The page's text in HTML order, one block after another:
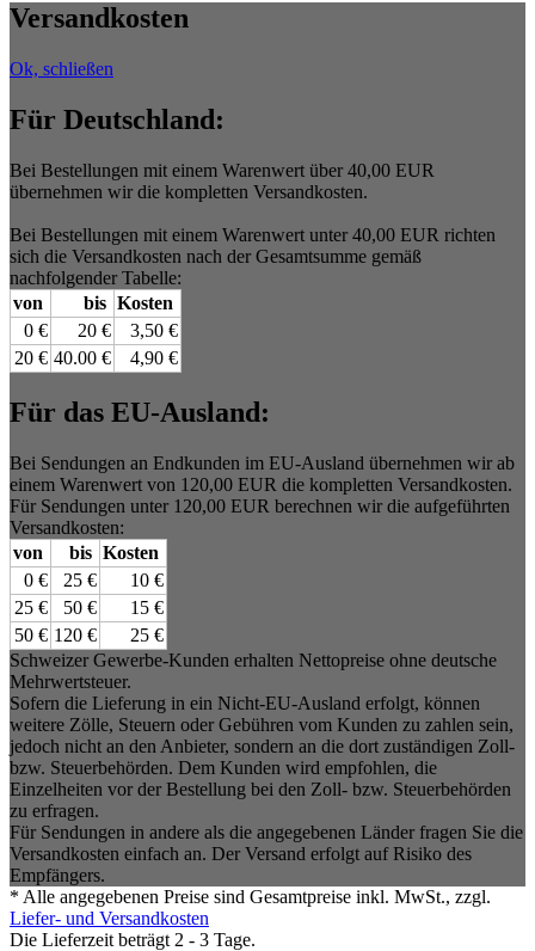
Versandkosten
Ok, schließen
Für Deutschland:
Bei Bestellungen mit einem Warenwert über 40,00 EUR
übernehmen wir die kompletten Versandkosten.
Bei Bestellungen mit einem Warenwert unter 40,00 EUR richten
sich die Versandkosten nach der Gesamtsumme gemäß
nachfolgender Tabelle:
von
bis Kosten
0 €
20 €
3,50 €
20 € 40.00 € 4,90 €
Für das EU-Ausland:
Bei Sendungen an Endkunden im EU-Ausland übernehmen wir ab
einem Warenwert von 120,00 EUR die kompletten Versandkosten.
Für Sendungen unter 120,00 EUR berechnen wir die aufgeführten
Versandkosten:
von
bis Kosten
0 €
25 €
10 €
25 €
50 €
15 €
50 € 120 €
25 €
Schweizer Gewerbe-Kunden erhalten Nettopreise ohne deutsche
Mehrwertsteuer.
Sofern die Lieferung in ein Nicht-EU-Ausland erfolgt, können
weitere Zölle, Steuern oder Gebühren vom Kunden zu zahlen sein,
jedoch nicht an den Anbieter, sondern an die dort zuständigen Zoll-
bzw. Steuerbehörden. Dem Kunden wird empfohlen, die
Einzelheiten vor der Bestellung bei den Zoll- bzw. Steuerbehörden
zu erfragen.
Für Sendungen in andere als die angegebenen Länder fragen Sie die
Versandkosten einfach an. Der Versand erfolgt auf Risiko des
Empfängers.
* Alle angegebenen Preise sind Gesamtpreise inkl. MwSt., zzgl.
Liefer- und Versandkosten
Die Lieferzeit beträgt 2 - 3 Tage.